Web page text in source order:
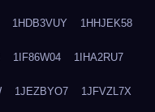
1HDB3VUY 1HHJEK58
1IF86W04 1IHA2RU7
1JEZBYO7 1JFVZL7X